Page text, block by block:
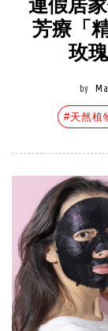
連假居
芳療「
玫
by
#天然植